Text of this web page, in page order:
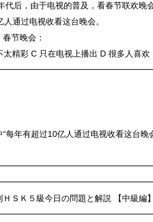
代后，由于电视的普及，看春节联欢晚
通过电视收看这台晚会。
节晚会：
太精彩 C 只在电视上播出 D 很多人喜欢
每年有超过10亿人通过电视收看这台
Ｋ５級今日の問題と解説 【中級編】